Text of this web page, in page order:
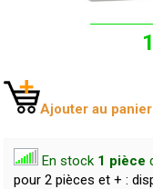
Ajouter au panier
En stock 1 pièce
pour 2 pièces et + :